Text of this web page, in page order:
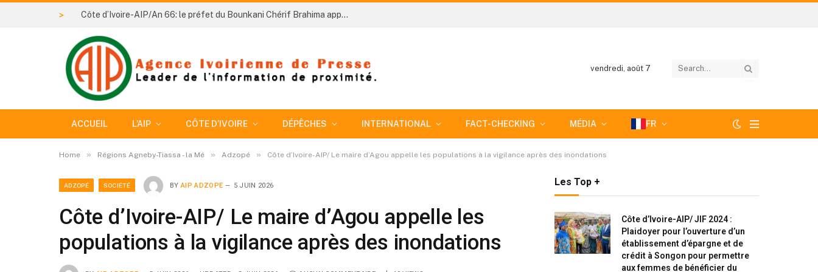
> Côte d’Ivoire-AIP/An 66: le préfet du Bounkani Chérif Brahima appelle à une franche collaboration entre populations et FDS
vendredi, août 7
ACCUEIL L’AIP CÔTE D’IVOIRE DÉPÊCHES INTERNATIONAL FACT-CHECKING MÉDIA FR
Home » Régions Agneby-Tiassa - la Mé » Adzopé » Côte d’Ivoire-AIP/ Le maire d’Agou appelle les populations à la vigilance après des inondations
ADZOPÉ SOCIÉTÉ BY AIP ADZOPE 5 JUIN 2026
Côte d’Ivoire-AIP/ Le maire d’Agou appelle les
populations à la vigilance après des inondations
Les Top +
Côte d’Ivoire-AIP/ JIF 2024 :
Plaidoyer pour l’ouverture d’un
établissement d’épargne et de
crédit à Songon pour permettre
aux femmes de bénéficier du